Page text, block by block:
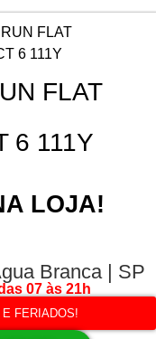
FLAT
6 111Y
FLAT
6 111Y
LOJA!
Branca | SP
07 às 21h
FERIADOS!